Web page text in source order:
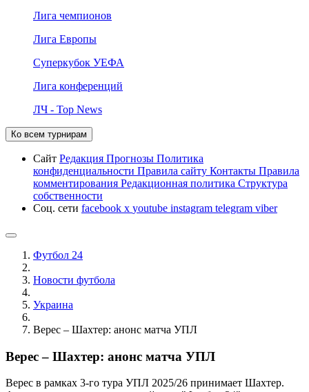
Лига чемпионов
Лига Европы
Суперкубок УЕФА
Лига конференций
ЛЧ - Top News
Ко всем турнирам
Сайт Редакция Прогнозы Политика
конфиденциальности Правила сайту Контакты Правила
комментирования Редакционная политика Структура
собственности
Соц. сети facebook x youtube instagram telegram viber
Футбол 24
Новости футбола
Украина
Верес – Шахтер: анонс матча УПЛ
Верес – Шахтер: анонс матча УПЛ
Верес в рамках 3-го тура УПЛ 2025/26 принимает Шахтер.